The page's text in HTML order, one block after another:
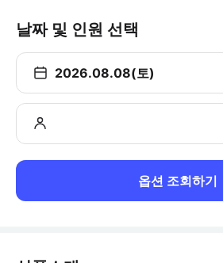
날짜 및 인원 선택
2026.08.08(토)
옵션 조회하기